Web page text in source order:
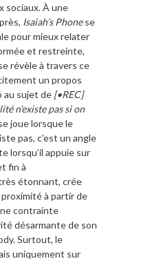
sociaux. À une
Isaiah’s Phonese
pour mieux relater
et restreinte,
révèle à travers ce
un propos
au sujet de [•REC]
n’existe pas si on
joue lorsque le
pas, c’est un angle
lorsqu’il appuie sur
fin à
étonnant, crée
à partir de
contrainte
désarmante de son
Surtout, le
uniquement sur